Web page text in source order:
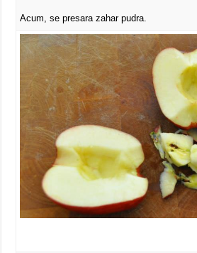
Acum, se presara zahar pudra.